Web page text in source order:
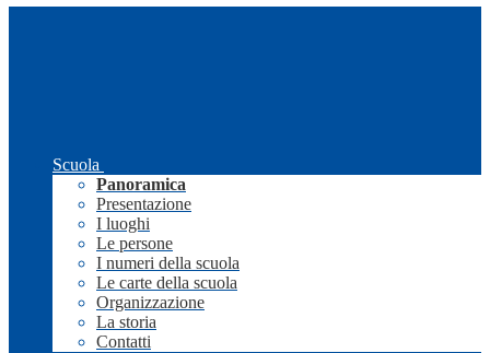
Scuola
Panoramica
Presentazione
I luoghi
Le persone
I numeri della scuola
Le carte della scuola
Organizzazione
La storia
Contatti